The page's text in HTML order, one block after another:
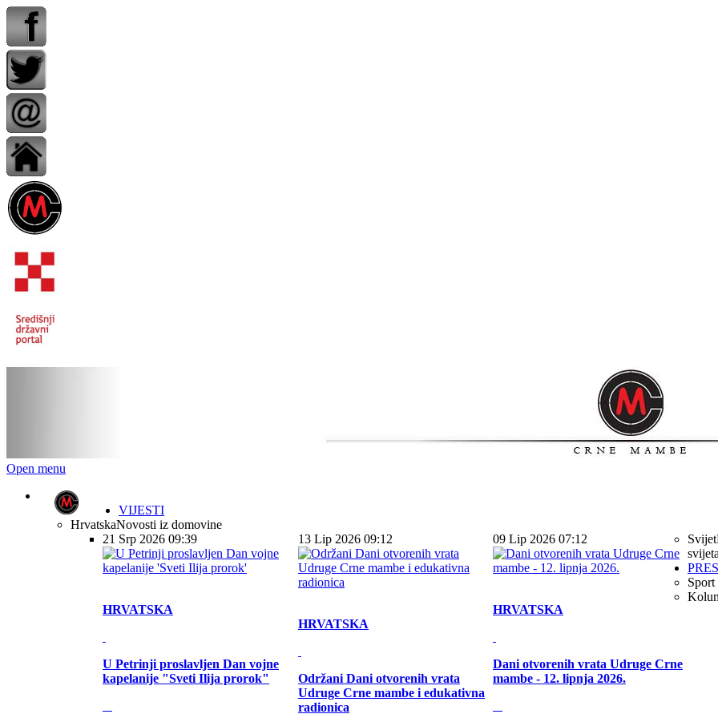
Open menu
VIJESTI
HrvatskaNovosti iz domovine
21 Srp 2026 09:39
HRVATSKA
U Petrinji proslavljen Dan vojne
kapelanije "Sveti Ilija prorok"
13 Lip 2026 09:12
HRVATSKA
Održani Dani otvorenih vrata
Udruge Crne mambe i edukativna
radionica
09 Lip 2026 07:12
HRVATSKA
Dani otvorenih vrata Udruge Crne
mambe - 12. lipnja 2026.
Svijet
svijeta
Sport